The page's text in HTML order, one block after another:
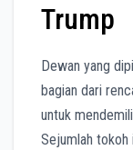
Trump
Dewan yang
bagian dari
untuk
Sejumlah tokoh